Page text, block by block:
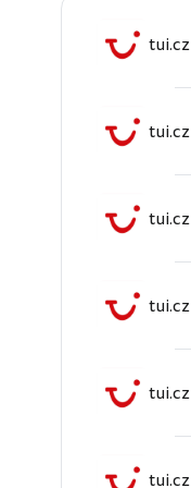
tui.cz
tui.cz
tui.cz
tui.cz
tui.cz
tui.cz